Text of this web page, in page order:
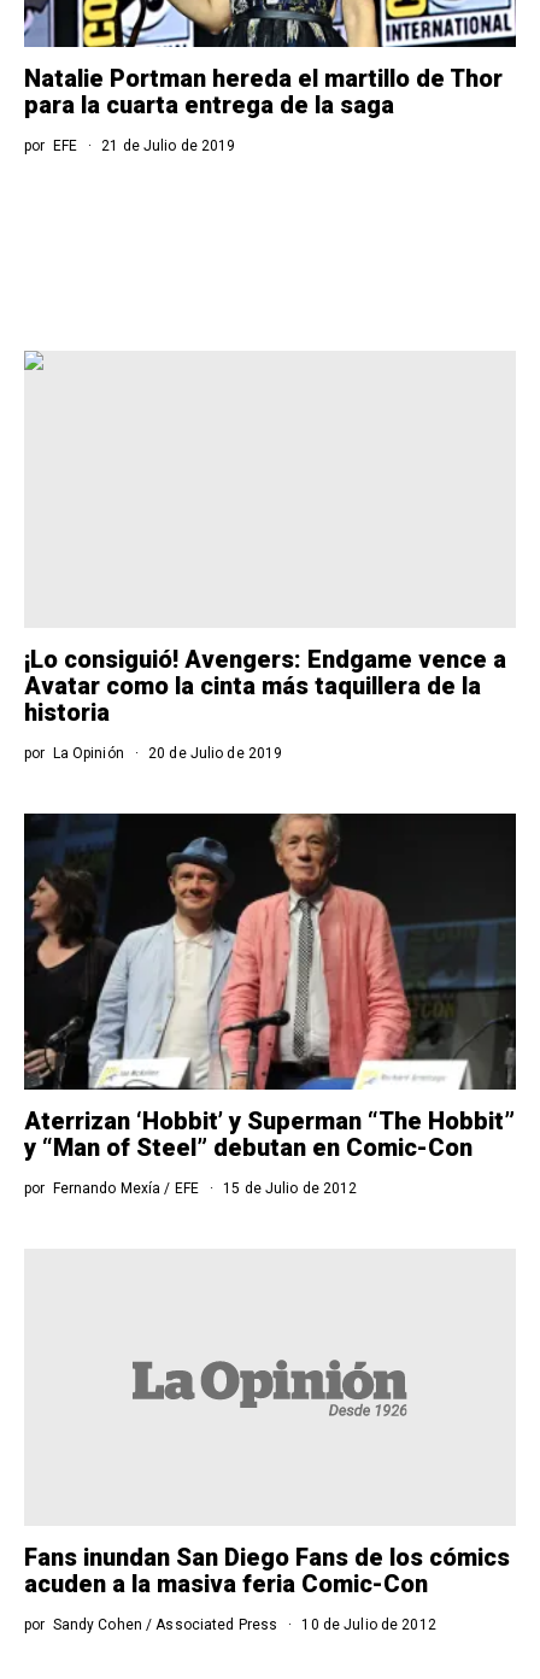
Natalie Portman hereda el martillo de Thor
para la cuarta entrega de la saga
por EFE 21 de Julio de 2019
¡Lo consiguió! Avengers: Endgame vence a
Avatar como la cinta más taquillera de la
historia
por La Opinión 20 de Julio de 2019
Aterrizan ‘Hobbit’ y Superman “The Hobbit”
y “Man of Steel” debutan en Comic-Con
por Fernando Mexía / EFE 15 de Julio de 2012
Fans inundan San Diego Fans de los cómics
acuden a la masiva feria Comic-Con
por Sandy Cohen / Associated Press 10 de Julio de 2012